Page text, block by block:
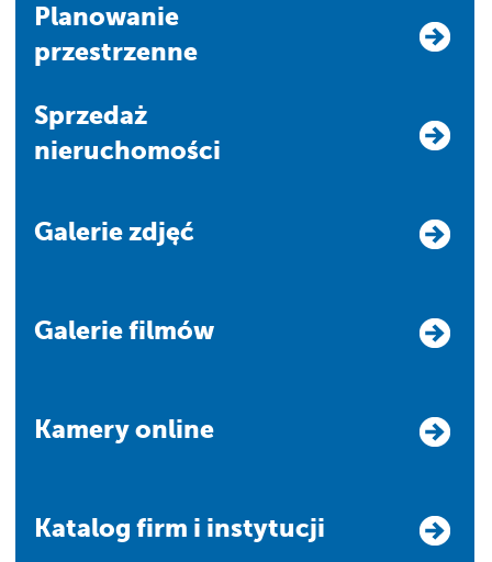
Planowanie
przestrzenne
Sprzedaż
nieruchomości
Galerie zdjęć
Galerie filmów
Kamery online
Katalog firm i instytucji